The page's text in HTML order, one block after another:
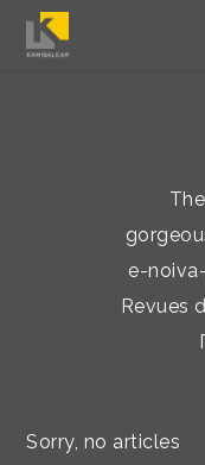
e-
Revues
Sorry, no articles